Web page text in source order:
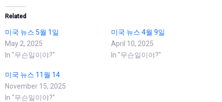
Related
미국 뉴스 5월 1일
May 2, 2025
In "무슨일이야?"
미국 뉴스 4월 9일
April 10, 2025
In "무슨일이야?"
미국 뉴스 11월 14
November 15, 2025
In "무슨일이야?"